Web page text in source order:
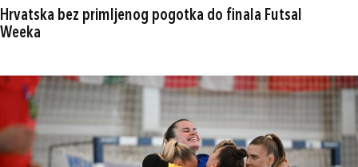
Hrvatska bez primljenog pogotka do finala Futsal
Weeka